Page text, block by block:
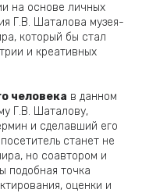
на основе личных
Г.В. Шаталова музея-
который бы стал
и креативных
человека в данном
Г.В. Шаталову,
и сделавший его
станет не
но соавтором и
подобная точка
оценки и